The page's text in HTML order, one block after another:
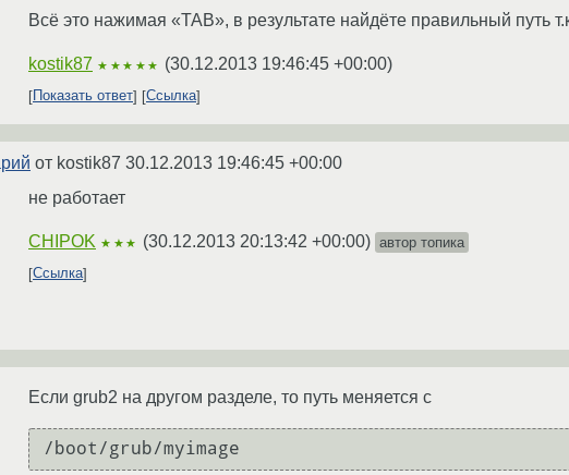
Всё это нажимая «TAB», в результате найдёте правильный путь
kostik87 ★★★★★ (30.12.2013 19:46:45 +00:00)
Показать ответ Ссылка
от kostik87 30.12.2013 19:46:45 +00:00
не работает
CHIPOK ★★★ (30.12.2013 20:13:42 +00:00) автор топика
Ссылка
Если grub2 на другом разделе, то путь меняется с
/boot/grub/myimage